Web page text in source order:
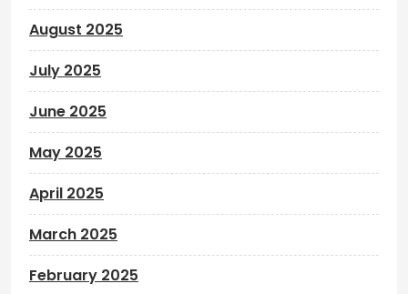
August 2025
July 2025
June 2025
May 2025
April 2025
March 2025
February 2025